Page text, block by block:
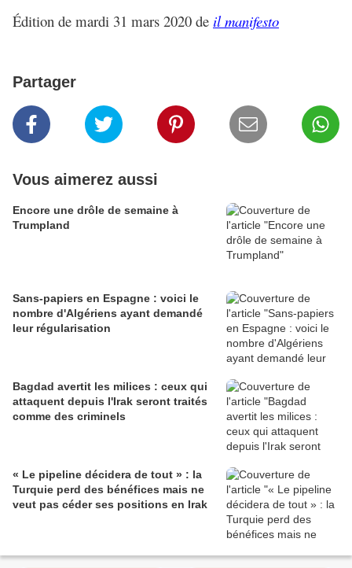
Édition de mardi 31 mars 2020 de il manifesto
Partager
Vous aimerez aussi
Encore une drôle de semaine à
Trumpland
Sans-papiers en Espagne : voici le
nombre d'Algériens ayant demandé
leur régularisation
Bagdad avertit les milices : ceux qui
attaquent depuis l'Irak seront traités
comme des criminels
« Le pipeline décidera de tout » : la
Turquie perd des bénéfices mais ne
veut pas céder ses positions en Irak